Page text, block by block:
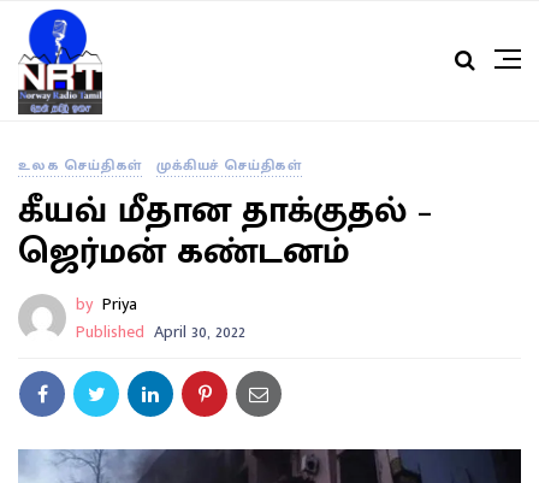
உலக செய்திகள் முக்கியச் செய்திகள்
கீயவ் மீதான தாக்குதல் –
ஜெர்மன் கண்டனம்
by Priya
Published April 30, 2022